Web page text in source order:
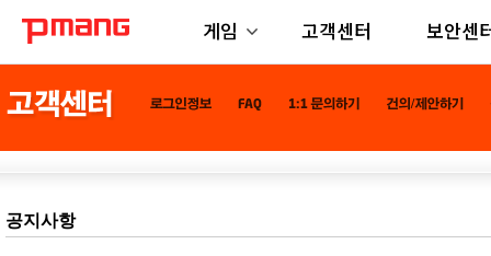
게임 고객센터 보안센
공지사항